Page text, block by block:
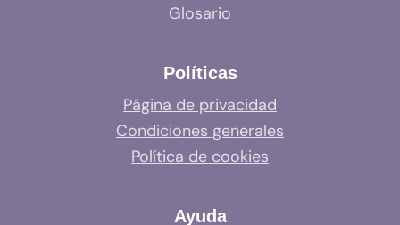
Glosario
Políticas
Página de privacidad
Condiciones generales
Política de cookies
Ayuda